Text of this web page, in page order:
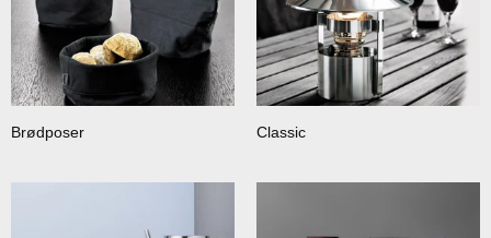
Brødposer Classic